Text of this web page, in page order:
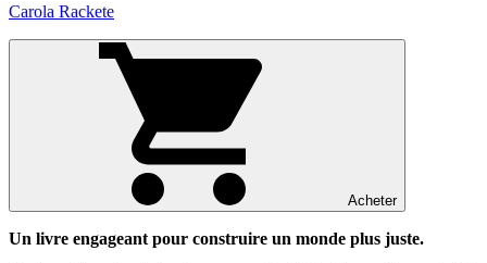
Carola Rackete
Acheter
Un livre engageant pour construire un monde plus juste.